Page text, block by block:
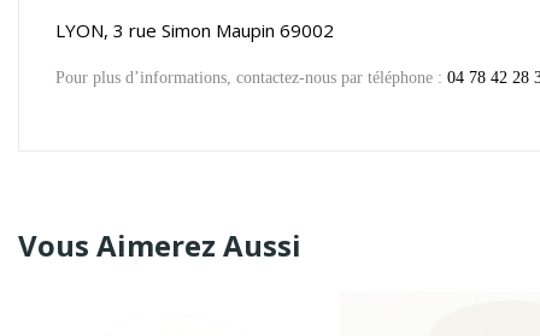
LYON, 3 rue Simon Maupin 69002
Pour plus d’informations, contactez-nous par téléphone : 04 78 42 28
Vous Aimerez Aussi